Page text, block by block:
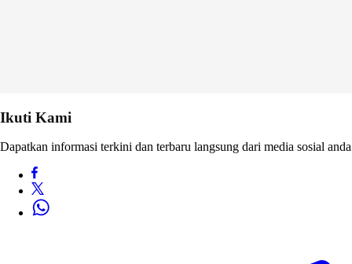
Ikuti Kami
Dapatkan informasi terkini dan terbaru langsung dari media sosial anda